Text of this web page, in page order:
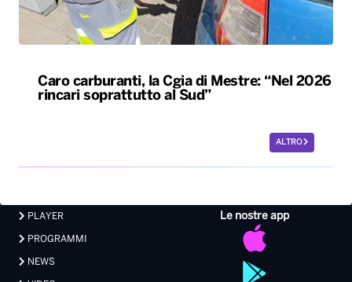
Caro carburanti, la Cgia di Mestre: “Nel 2026
rincari soprattutto al Sud”
ALTRO
Le nostre app
PLAYER
PROGRAMMI
NEWS